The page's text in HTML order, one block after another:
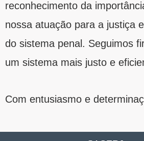
reconhecimento da
nossa atuação para a justiça
do sistema penal. Seguimos
um sistema mais justo e
Com entusiasmo e